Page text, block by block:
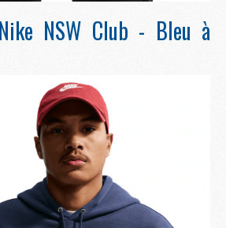
NSW Club - Bleu à